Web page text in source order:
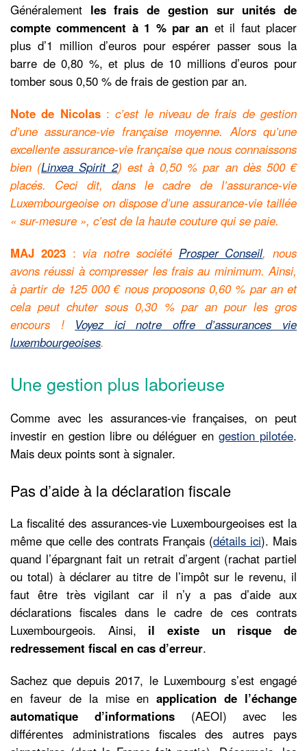
Généralement les frais de gestion sur unités de
compte commencent à 1 % par an et il faut placer
plus d’1 million d’euros pour espérer passer sous la
barre de 0,80 %, et plus de 10 millions d’euros pour
tomber sous 0,50 % de frais de gestion par an.
Note de Nicolas:c’est le niveau de frais de gestion
d’une assurance-vie française moyenne. Alors qu’une
excellente assurance-vie française que nous connaissons
bien (Linxea Spirit 2) est à 0,50 % par an dès 500 €
placés. Ceci dit, dans le cadre de l’assurance-vie
Luxembourgeoise on dispose d’une assurance-vie taillée
« sur-mesure », c’est de la haute couture qui se paie.
MAJ 2023: via notre société Prosper Conseil, nous
avons réussi à compresser les frais au minimum. Ainsi,
à partir de 125 000 € nous proposons 0,60 % par an et
cela peut chuter sous 0,30 % par an pour les gros
encours ! Voyez ici notre offre d’assurances vie
luxembourgeoises.
Une gestion plus laborieuse
Comme avec les assurances-vie françaises, on peut
investir en gestion libre ou déléguer engestion pilotée.
Mais deux points sont à signaler.
Pas d’aide à la déclaration fiscale
La fiscalité des assurances-vie Luxembourgeoises est la
même que celle des contrats Français (détails ici). Mais
quand l’épargnant fait un retrait d’argent (rachat partiel
ou total) à déclarer au titre de l’impôt sur le revenu, il
faut être très vigilant car il n’y a pas d’aide aux
déclarations fiscales dans le cadre de ces contrats
Luxembourgeois. Ainsi, il existe un risque de
redressement fiscal en cas d’erreur.
Sachez que depuis 2017, le Luxembourg s’est engagé
en faveur de la mise enapplication de l’échange
automatique d’informations(AEOI) avec les
différentes administrations fiscales des autres pays